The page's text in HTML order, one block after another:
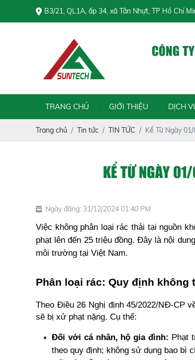
B3/21, QL1A, ấp 34, xã Tân Nhựt, TP Hồ Chí
CÔNG
TRANG CHỦ GIỚI THIỆU DỊCH
Trang chủ Tin tức TIN TỨC Kể Từ Ngày
KỂ TỪ NGÀY
Ngày đăng: 31/12/2024 01:40 PM
Việc không phân loại rác thải tại nguồn
phạt lên đến 25 triệu đồng. Đây là nội
môi trường tại Việt Nam.
Phân loại rác: Quy định không
Theo Điều 26 Nghị định 45/2022/NĐ-CP
sẽ bị xử phạt nặng. Cụ thể:
Đối với cá nhân, hộ gia đình: Phạt
theo quy định; không sử dụng bao bì